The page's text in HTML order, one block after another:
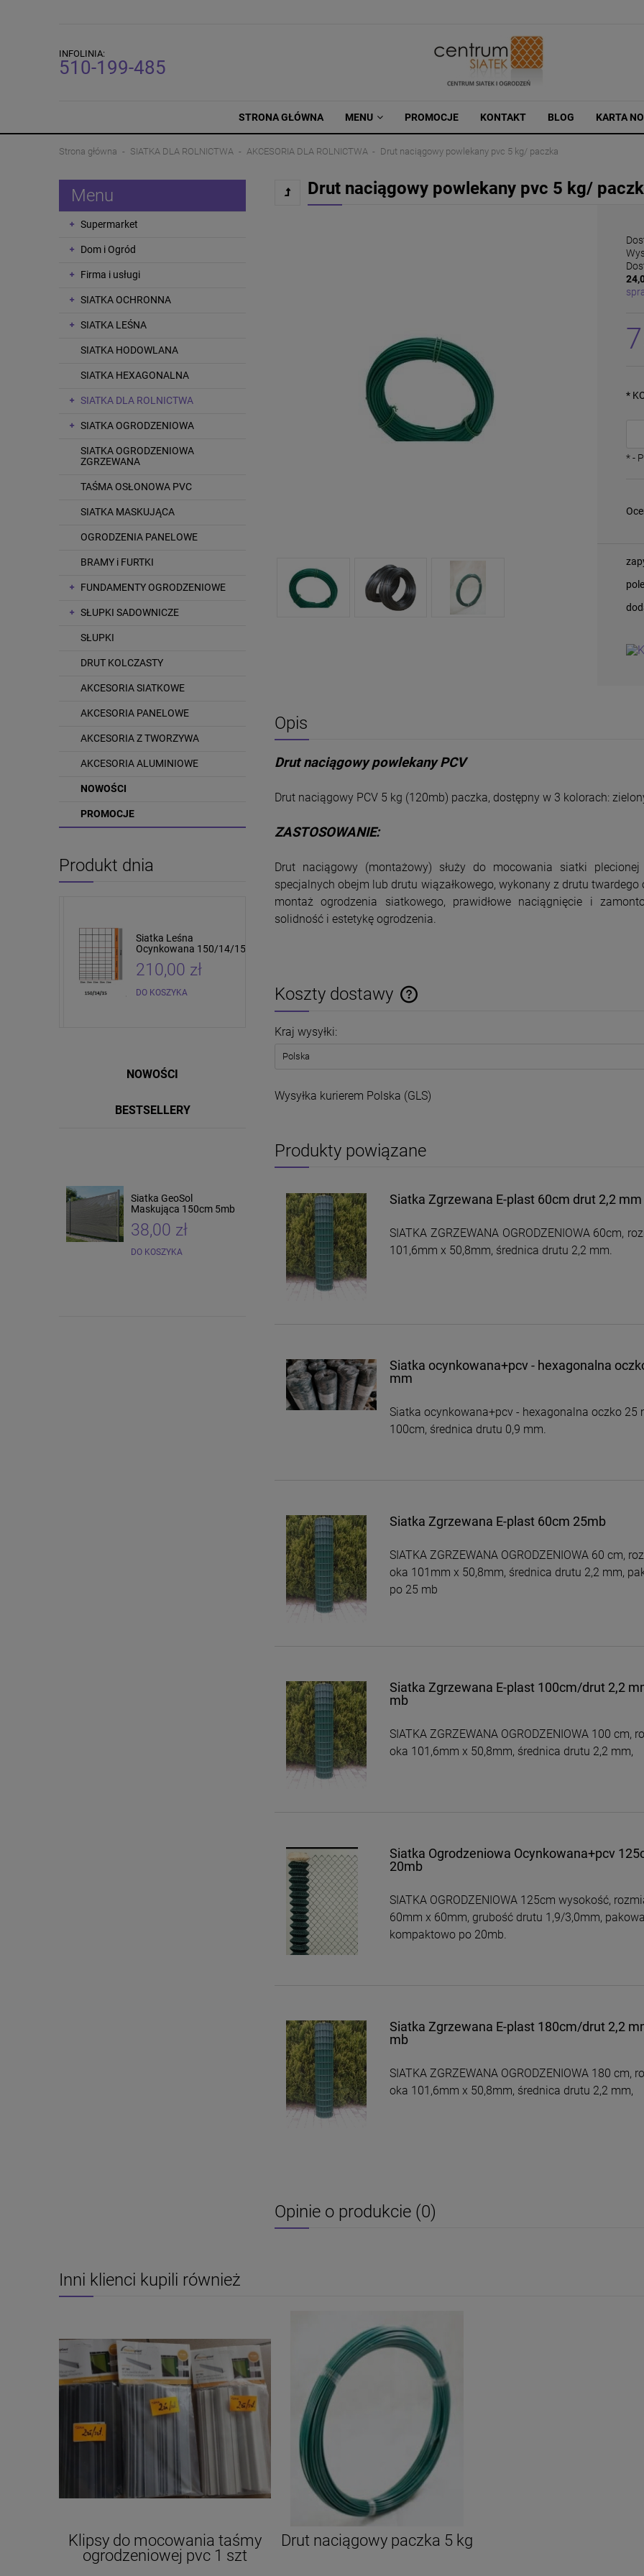
INFOLINIA:
510-199-485
STRONA GŁÓWNA MENU PROMOCJE KONTAKT BLOG KARTA
Strona główna SIATKA DLA ROLNICTWA AKCESORIA DLA ROLNICTWA Drut naciągowy powlekany pvc 5 kg/ paczka
Menu
Supermarket
Dom i Ogród
Firma i usługi
SIATKA OCHRONNA
SIATKA LEŚNA
SIATKA HODOWLANA
SIATKA HEXAGONALNA
SIATKA DLA ROLNICTWA
SIATKA OGRODZENIOWA
SIATKA OGRODZENIOWA
ZGRZEWANA
TAŚMA OSŁONOWA PVC
SIATKA MASKUJĄCA
OGRODZENIA PANELOWE
BRAMY i FURTKI
FUNDAMENTY OGRODZENIOWE
SŁUPKI SADOWNICZE
SŁUPKI
DRUT KOLCZASTY
AKCESORIA SIATKOWE
AKCESORIA PANELOWE
AKCESORIA Z TWORZYWA
AKCESORIA ALUMINIOWE
NOWOŚCI
PROMOCJE
Produkt dnia
Siatka Leśna
Ocynkowana 150/14/15
210,00 zł
DO KOSZYKA DO KOSZYKA
NOWOŚCI
BESTSELLERY
Siatka GeoSol
Maskująca 150cm 5mb
38,00 zł
DO KOSZYKA
Siatka pcv 150cm 25 mb
165,00 zł
DO KOSZYKA
Pręty sprężające
Ø8x1550
16,00 zł
DO KOSZYKA
Siatka Hodowlana
Ocynkowana 6 x 6mm
320,00 zł
DO KOSZYKA
Drut naciągowy powlekany pvc 5 kg/
*
*-
Opis
Drut naciągowy powlekany PCV
Drut naciągowy PCV 5 kg (120mb) paczka, dostępny w 3 kolorach:
ZASTOSOWANIE:
Drut naciągowy (montażowy) służy do mocowania siatki
specjalnych obejm lub drutu wiązałkowego, wykonany z drutu
montaż ogrodzenia siatkowego, prawidłowe naciągnięcie i
solidność i estetykę ogrodzenia.
Koszty dostawy
Kraj wysyłki:
Wysyłka kurierem Polska (GLS)
Produkty powiązane
Siatka Zgrzewana E-plast 60cm drut 2,2
SIATKA ZGRZEWANA OGRODZENIOWA 60cm,
101,6mm x 50,8mm, średnica drutu 2,2 mm.
Siatka ocynkowana+pcv - hexagonalna
mm
Siatka ocynkowana+pcv - hexagonalna oczko 25
100cm, średnica drutu 0,9 mm.
Siatka Zgrzewana E-plast 60cm 25mb
SIATKA ZGRZEWANA OGRODZENIOWA 60 cm,
oka 101mm x 50,8mm, średnica drutu 2,2 mm,
po 25 mb
Siatka Zgrzewana E-plast 100cm/drut 2,2
mb
SIATKA ZGRZEWANA OGRODZENIOWA 100 cm,
oka 101,6mm x 50,8mm, średnica drutu 2,2 mm,
Siatka Ogrodzeniowa Ocynkowana+pcv
20mb
SIATKA OGRODZENIOWA 125cm wysokość,
60mm x 60mm, grubość drutu 1,9/3,0mm,
kompaktowo po 20mb.
Siatka Zgrzewana E-plast 180cm/drut 2,2
mb
SIATKA ZGRZEWANA OGRODZENIOWA 180 cm,
oka 101,6mm x 50,8mm, średnica drutu 2,2 mm,
Opinie o produkcie (0)
Inni klienci kupili również
Klipsy do mocowania taśmy
ogrodzeniowej pvc 1 szt
Drut naciągowy paczka 5 kg